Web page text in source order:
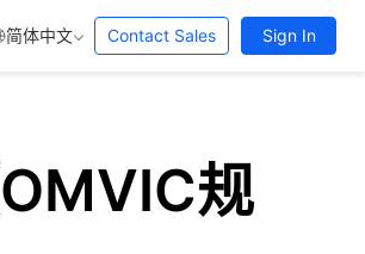
简体中文 Contact Sales Sign In
规